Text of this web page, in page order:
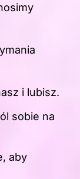
i lubisz.
sobie na
aby